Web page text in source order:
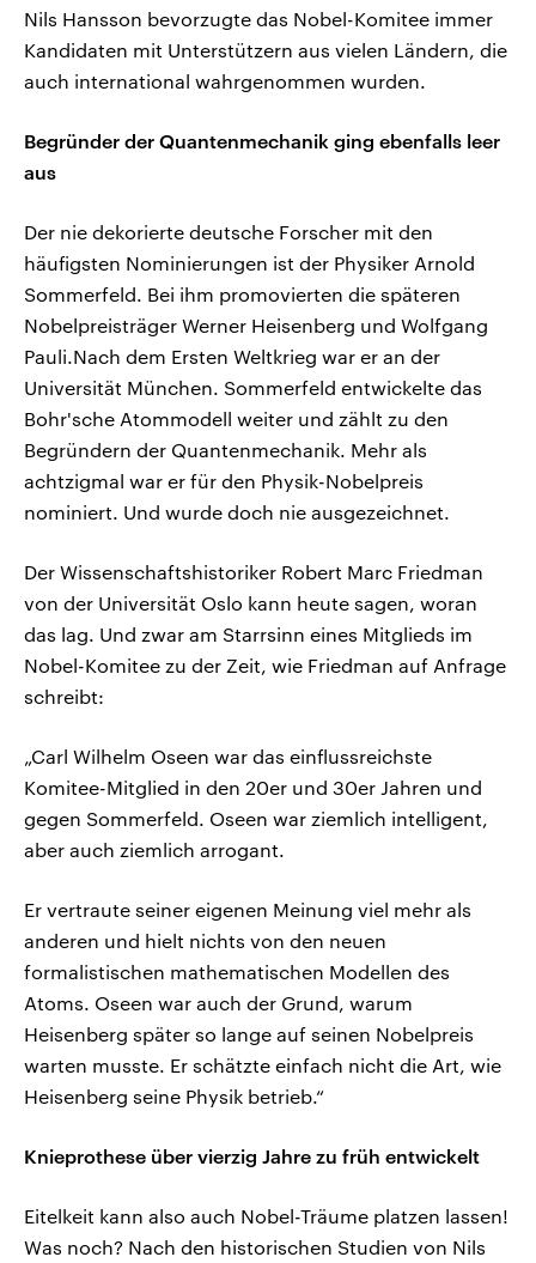
Nils Hansson bevorzugte das Nobel-Komitee immer
Kandidaten mit Unterstützern aus vielen Ländern, die
auch international wahrgenommen wurden.
Begründer der Quantenmechanik ging ebenfalls leer
aus
Der nie dekorierte deutsche Forscher mit den
häufigsten Nominierungen ist der Physiker Arnold
Sommerfeld. Bei ihm promovierten die späteren
Nobelpreisträger Werner Heisenberg und Wolfgang
Pauli.Nach dem Ersten Weltkrieg war er an der
Universität München. Sommerfeld entwickelte das
Bohr'sche Atommodell weiter und zählt zu den
Begründern der Quantenmechanik. Mehr als
achtzigmal war er für den Physik-Nobelpreis
nominiert. Und wurde doch nie ausgezeichnet.
Der Wissenschaftshistoriker Robert Marc Friedman
von der Universität Oslo kann heute sagen, woran
das lag. Und zwar am Starrsinn eines Mitglieds im
Nobel-Komitee zu der Zeit, wie Friedman auf Anfrage
schreibt:
„Carl Wilhelm Oseen war das einflussreichste
Komitee-Mitglied in den 20er und 30er Jahren und
gegen Sommerfeld. Oseen war ziemlich intelligent,
aber auch ziemlich arrogant.
Er vertraute seiner eigenen Meinung viel mehr als
anderen und hielt nichts von den neuen
formalistischen mathematischen Modellen des
Atoms. Oseen war auch der Grund, warum
Heisenberg später so lange auf seinen Nobelpreis
warten musste. Er schätzte einfach nicht die Art, wie
Heisenberg seine Physik betrieb.“
Knieprothese über vierzig Jahre zu früh entwickelt
Eitelkeit kann also auch Nobel-Träume platzen lassen!
Was noch? Nach den historischen Studien von Nils